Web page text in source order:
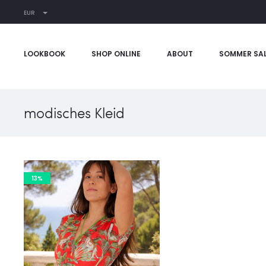
EUR
LOOKBOOK SHOP ONLINE ABOUT SOMMER
modisches Kleid
13%